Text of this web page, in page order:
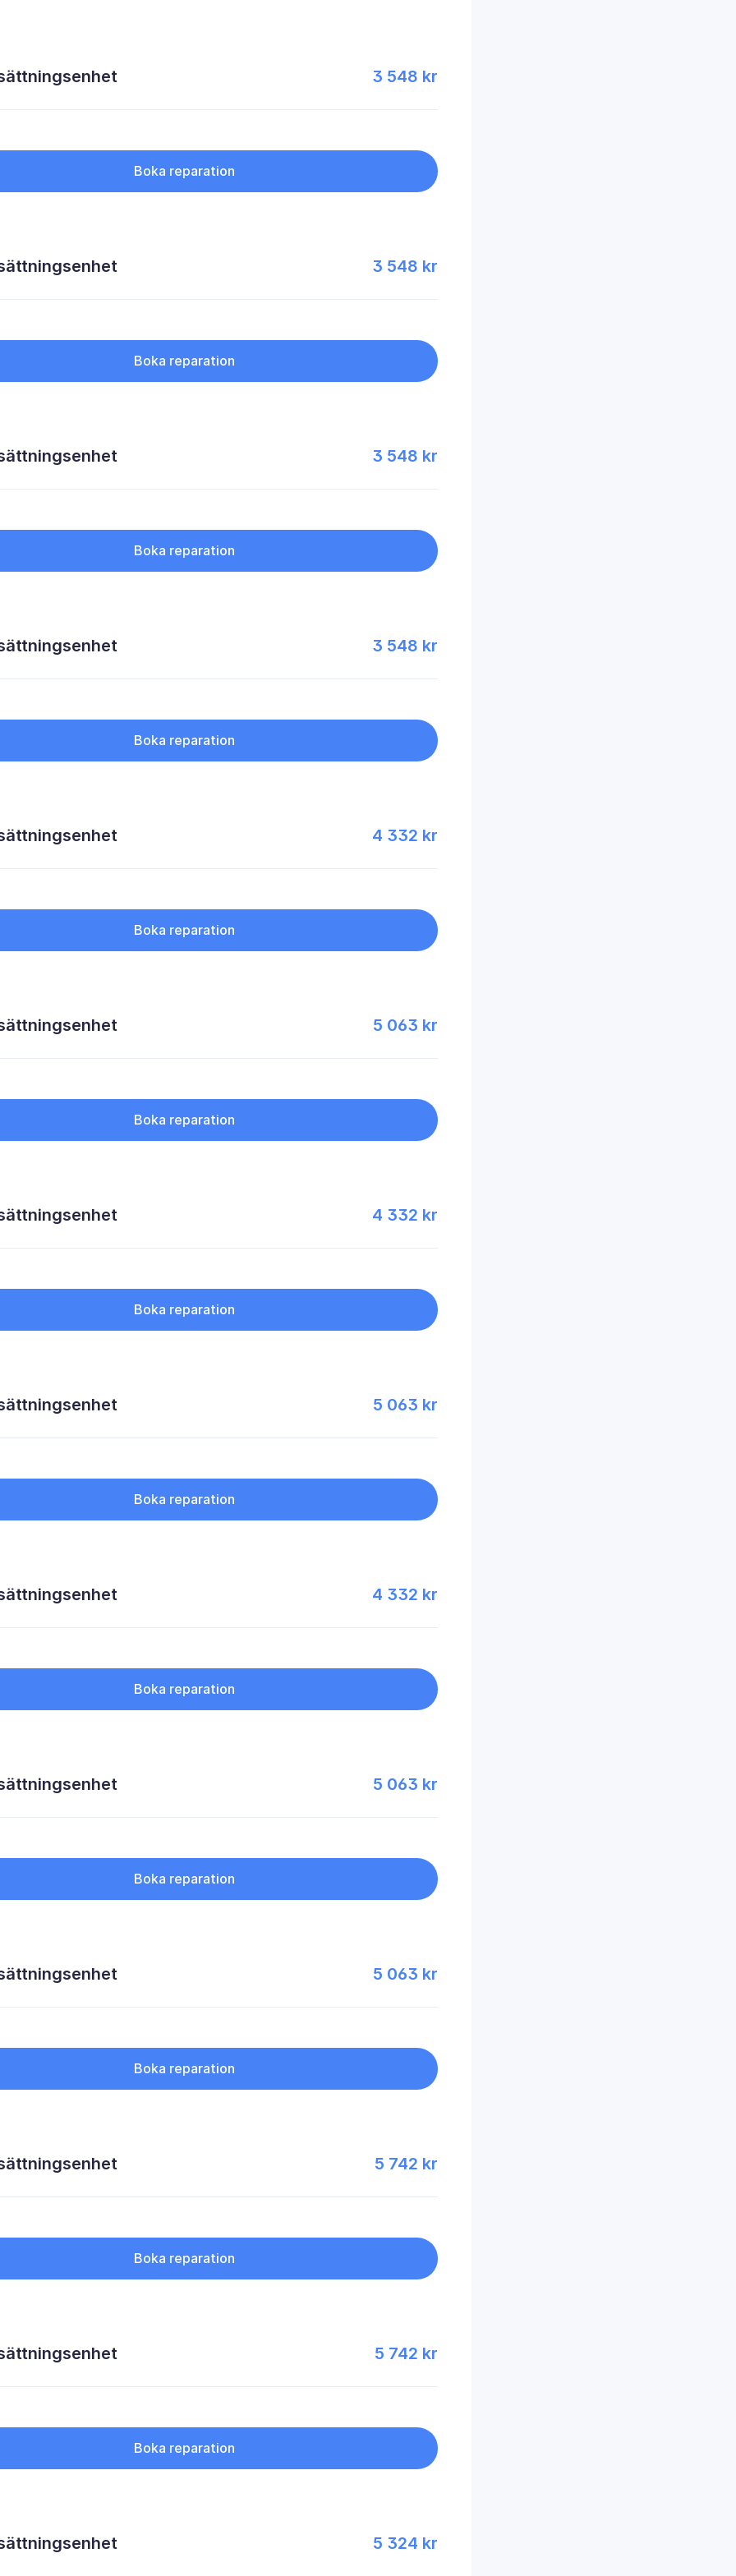
3 548 kr
Boka reparation
3 548 kr
Boka reparation
3 548 kr
Boka reparation
3 548 kr
Boka reparation
4 332 kr
Boka reparation
5 063 kr
Boka reparation
4 332 kr
Boka reparation
5 063 kr
Boka reparation
4 332 kr
Boka reparation
5 063 kr
Boka reparation
5 063 kr
Boka reparation
5 742 kr
Boka reparation
5 742 kr
Boka reparation
5 324 kr